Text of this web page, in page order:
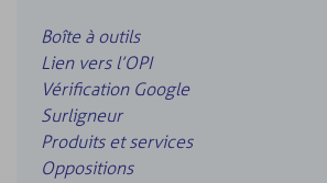
Boîte à outils
Lien vers l’OPI
Vérification Google
Surligneur
Produits et services
Oppositions